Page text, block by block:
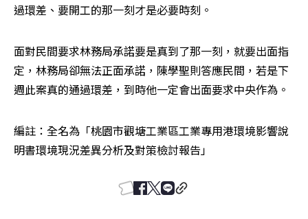
過環差、要開工的那一刻才是必要時刻。
面對民間要求林務局承諾要是真到了那一刻，就要出面指
定，林務局卻無法正面承諾，陳學聖則答應民間，若是下
週此案真的通過環差，到時他一定會出面要求中央作為。
編註：全名為「桃園市觀塘工業區工業專用港環境影響說
明書環境現況差異分析及對策檢討報告」